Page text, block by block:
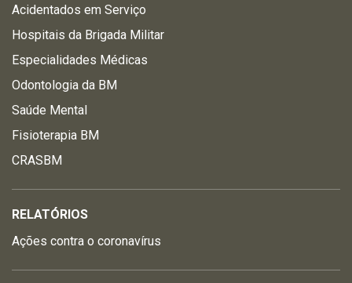
Acidentados em Serviço
Hospitais da Brigada Militar
Especialidades Médicas
Odontologia da BM
Saúde Mental
Fisioterapia BM
CRASBM
RELATÓRIOS
Ações contra o coronavírus